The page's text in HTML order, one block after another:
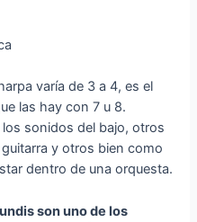
varía de 3 a 4, es el
las hay con 7 u 8.
sonidos del bajo, otros
y otros bien como
dentro de una orquesta.
son uno de los